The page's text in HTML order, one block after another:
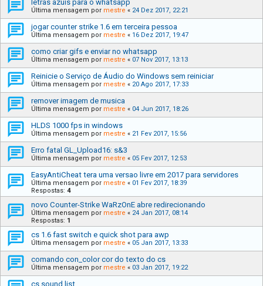
letras azuis para o whatsapp
Última mensagem por mestre « 24 Dez 2017, 22:21
jogar counter strike 1.6 em terceira pessoa
Última mensagem por mestre « 16 Dez 2017, 19:47
como criar gifs e enviar no whatsapp
Última mensagem por mestre « 07 Nov 2017, 13:13
Reinicie o Serviço de Áudio do Windows sem reiniciar
Última mensagem por mestre « 20 Ago 2017, 17:33
remover imagem de musica
Última mensagem por mestre « 04 Jun 2017, 18:26
HLDS 1000 fps in windows
Última mensagem por mestre « 21 Fev 2017, 15:56
Erro fatal GL_Upload16: s&3
Última mensagem por mestre « 05 Fev 2017, 12:53
EasyAntiCheat tera uma versao livre em 2017 para servidores
Última mensagem por mestre « 01 Fev 2017, 18:39
Respostas: 4
novo Counter-Strike WaRzOnE abre redirecionando
Última mensagem por mestre « 24 Jan 2017, 08:14
Respostas: 1
cs 1.6 fast switch e quick shot para awp
Última mensagem por mestre « 05 Jan 2017, 13:33
comando con_color cor do texto do cs
Última mensagem por mestre « 03 Jan 2017, 19:22
cs sound list